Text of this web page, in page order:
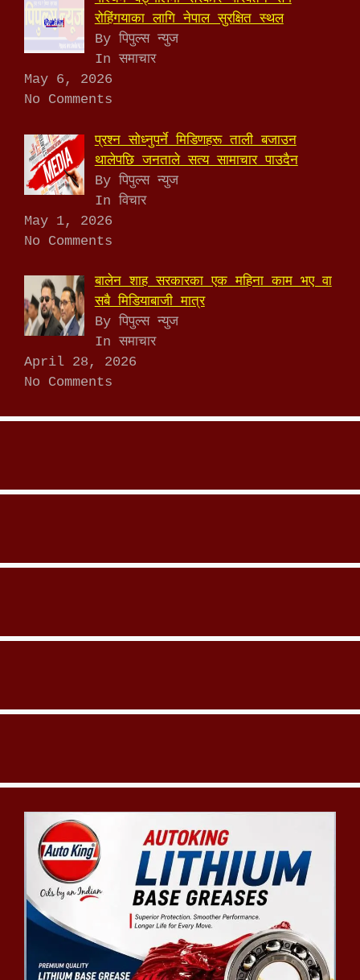
रोहिंगयाका लागि नेपाल सुरक्षित स्थल
By पिपुल्स न्युज
In समाचार
May 6, 2026
No Comments
प्रश्न सोध्नुपर्ने मिडिणहरू ताली बजाउन
थालेपछि जनताले सत्य सामाचार पाउदैन
By पिपुल्स न्युज
In विचार
May 1, 2026
No Comments
बालेन शाह सरकारका एक महिना काम भए वा
सबै मिडियाबाजी मात्र
By पिपुल्स न्युज
In समाचार
April 28, 2026
No Comments